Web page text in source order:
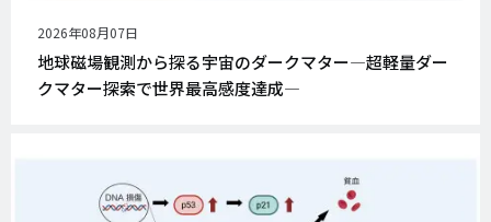
公
開
日
2026年08月07日
地球磁場観測から探る宇宙のダークマター―超軽量ダー
クマター探索で世界最高感度達成―